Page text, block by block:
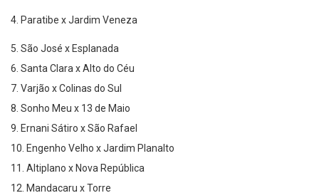
4. Paratibe x Jardim Veneza
5. São José x Esplanada
6. Santa Clara x Alto do Céu
7. Varjão x Colinas do Sul
8. Sonho Meu x 13 de Maio
9. Ernani Sátiro x São Rafael
10. Engenho Velho x Jardim Planalto
11. Altiplano x Nova República
12. Mandacaru x Torre